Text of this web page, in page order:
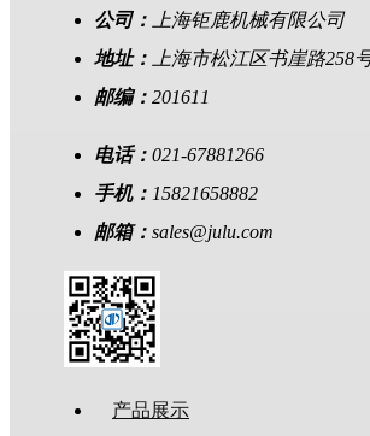
公司：
上海钜鹿机械有限公司
地址：
上海市松江区书崖路258
邮编： 201611
电话： 021-67881266
手机： 15821658882
邮箱： sales@julu.com
产品展示